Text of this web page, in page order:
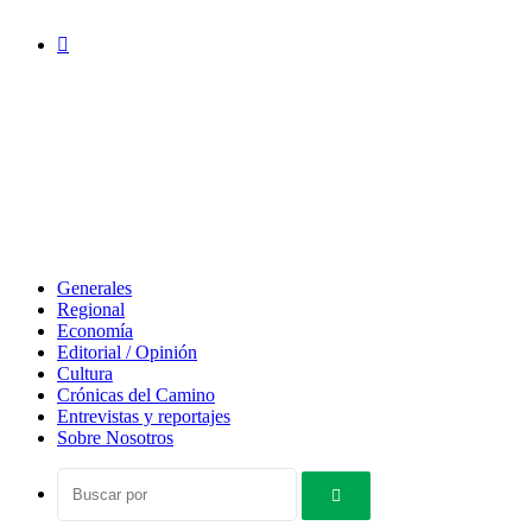
Generales
Regional
Economía
Editorial / Opinión
Cultura
Crónicas del Camino
Entrevistas y reportajes
Sobre Nosotros
Buscar